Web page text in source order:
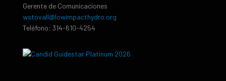
Gerente de Comunicaciones
wstovall@lowimpacthydro.org
Teléfono: 314-610-4254